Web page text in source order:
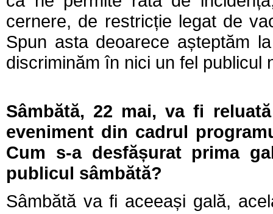
cernere, de restricție legat de
Spun asta deoarece așteptăm
discriminăm în nici un fel publicul
Sâmbătă, 22 mai, va fi
eveniment din cadrul
Cum s-a desfășurat prima
publicul sâmbătă?
Sâmbătă va fi aceeași gală,